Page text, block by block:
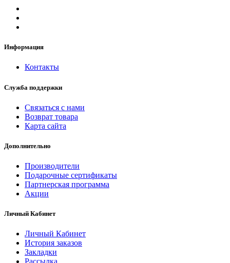
Информация
Контакты
Служба поддержки
Связаться с нами
Возврат товара
Карта сайта
Дополнительно
Производители
Подарочные сертификаты
Партнерская программа
Акции
Личный Кабинет
Личный Кабинет
История заказов
Закладки